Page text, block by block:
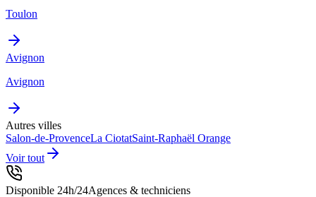
Toulon
Avignon
Avignon
Autres villes
Salon-de-ProvenceLa CiotatSaint-Raphaël Orange
Voir tout
Disponible 24h/24Agences & techniciens